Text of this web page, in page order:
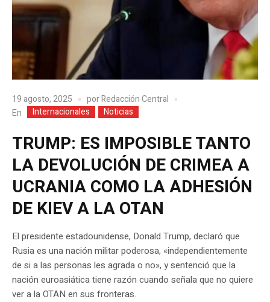
19 agosto, 2025 porRedacción Central
En
Internacionales Noticias
TRUMP: ES IMPOSIBLE TANTO
LA DEVOLUCIÓN DE CRIMEA A
UCRANIA COMO LA ADHESIÓN
DE KIEV A LA OTAN
El presidente estadounidense, Donald Trump, declaró que
Rusia es una nación militar poderosa, «independientemente
de si a las personas les agrada o no», y sentenció que la
nación euroasiática tiene razón cuando señala que no quiere
ver a la OTAN en sus fronteras.